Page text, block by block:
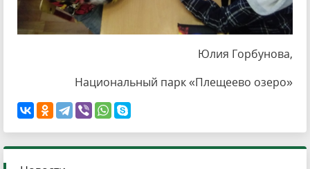
Юлия Горбунова,
Национальный парк «Плещеево озеро»